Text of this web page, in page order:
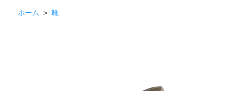
ホーム > 靴